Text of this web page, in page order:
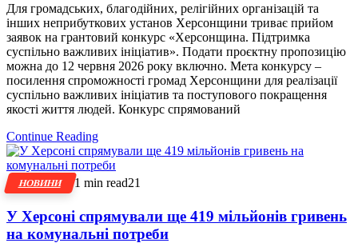
Для громадських, благодійних, релігійних організацій та
інших неприбуткових установ Херсонщини триває прийом
заявок на грантовий конкурс «Херсонщина. Підтримка
суспільно важливих ініціатив». Подати проєктну пропозицію
можна до 12 червня 2026 року включно. Мета конкурсу –
посилення спроможності громад Херсонщини для реалізації
суспільно важливих ініціатив та поступового покращення
якості життя людей. Конкурс спрямований
Continue Reading
НОВИНИ 1 min read21
У Херсоні спрямували ще 419 мільйонів гривень
на комунальні потреби